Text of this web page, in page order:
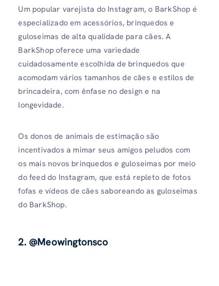
Um popular varejista do Instagram, o BarkShop é
especializado em acessórios, brinquedos e
guloseimas de alta qualidade para cães. A
BarkShop oferece uma variedade
cuidadosamente escolhida de brinquedos que
acomodam vários tamanhos de cães e estilos de
brincadeira, com ênfase no design e na
longevidade.
Os donos de animais de estimação são
incentivados a mimar seus amigos peludos com
os mais novos brinquedos e guloseimas por meio
do feed do Instagram, que está repleto de fotos
fofas e vídeos de cães saboreando as guloseimas
do BarkShop.
2. @Meowingtonsco